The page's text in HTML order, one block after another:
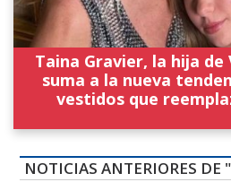
Taina Gravier, la hija de
suma a la nueva
vestidos que
NOTICIAS ANTERIORES DE